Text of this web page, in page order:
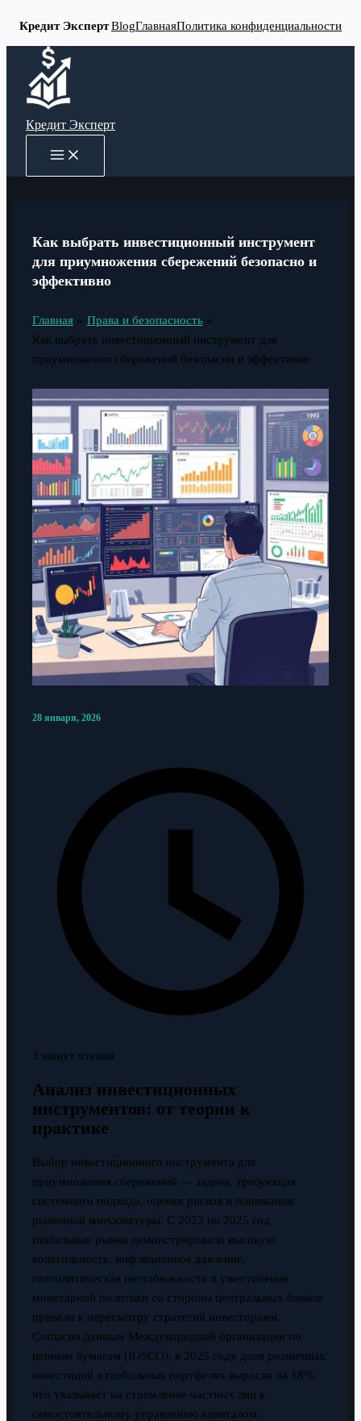
Кредит ЭкспертBlogГлавнаяПолитика конфиденциальности
Перейти
содержимому
Кредит Эксперт
MAIN
MENU
Как выбрать инвестиционный инструмент
для приумножения сбережений безопасно и
эффективно
Главная
Права и безопасность
Как выбрать инвестиционный инструмент для
приумножения сбережений безопасно и эффективно
28 января, 2026
3 минут чтения
Анализ инвестиционных
инструментов: от теории к
практике
Выбор инвестиционного инструмента для
приумножения сбережений — задача, требующая
системного подхода, оценки рисков и понимания
рыночной конъюнктуры. С 2023 по 2025 год
глобальные рынки демонстрировали высокую
волатильность: инфляционное давление,
геополитическая нестабильность и ужесточение
монетарной политики со стороны центральных банков
привели к пересмотру стратегий инвесторами.
Согласно данным Международной организации по
ценным бумагам (IOSCO), в 2025 году доля розничных
инвестиций в глобальных портфелях выросла на 18%,
что указывает на стремление частных лиц к
самостоятельному управлению капиталом.